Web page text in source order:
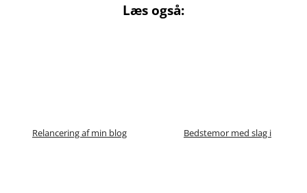
Læs også:
Relancering af min blog Bedstemor med slag i